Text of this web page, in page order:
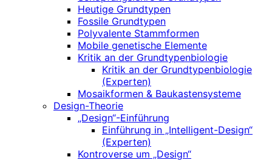
Heutige Grundtypen
Fossile Grundtypen
Polyvalente Stammformen
Mobile genetische Elemente
Kritik an der Grundtypenbiologie
Kritik an der Grundtypenbiologie
(Experten)
Mosaikformen & Baukastensysteme
Design-Theorie
„Design“-Einführung
Einführung in „Intelligent-Design“
(Experten)
Kontroverse um „Design“